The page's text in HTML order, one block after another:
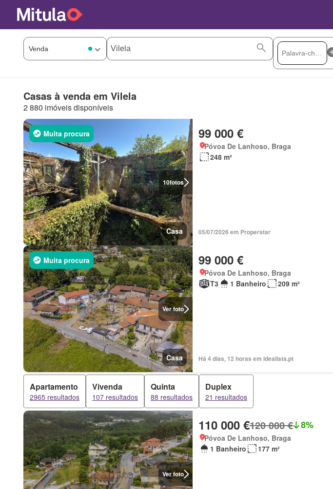
Casas à venda em Vilela
2 880 imóveis disponíveis
10fotos
Muita procura
Casa
99 000 €
Póvoa De Lanhoso, Braga
248 m²
05/07/2026 em Properstar
Ver foto
Muita procura
Casa
99 000 €
Póvoa De Lanhoso, Braga
T3
1 Banheiro 209 m²
Há 4 dias, 12 horas em idealista.pt
Apartamento
2965 resultados
Vivenda
107 resultados
Quinta
88 resultados
Duplex
21 resultados
Ver foto
110 000 €120 000 € 8%
Póvoa De Lanhoso, Braga
1 Banheiro
177 m²